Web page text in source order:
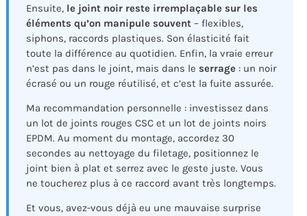
Ensuite, le joint noir reste irremplaçable sur les
éléments qu’on manipule souvent – flexibles,
siphons, raccords plastiques. Son élasticité fait
toute la différence au quotidien. Enfin, la vraie erreur
n’est pas dans le joint, mais dans le serrage : un noir
écrasé ou un rouge réutilisé, et c’est la fuite assurée.
Ma recommandation personnelle : investissez dans
un lot de joints rouges CSC et un lot de joints noirs
EPDM. Au moment du montage, accordez 30
secondes au nettoyage du filetage, positionnez le
joint bien à plat et serrez avec le geste juste. Vous
ne toucherez plus à ce raccord avant très longtemps.
Et vous, avez-vous déjà eu une mauvaise surprise